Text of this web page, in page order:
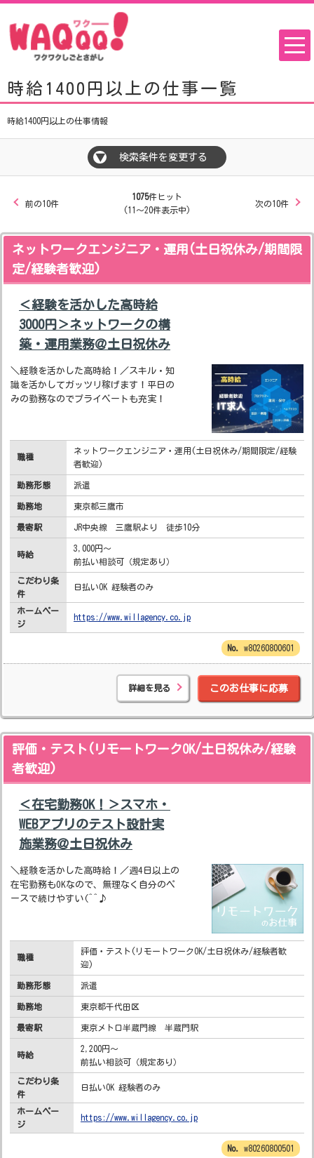
時給1400円以上の仕事一覧
時給1400円以上の仕事情報
▼ 検索条件を変更する
前の10件
1075件ヒット
(11～20件表示中)
次の10件
ネットワークエンジニア・運用(土日祝休み/期間限
定/経験者歓迎)
＜経験を活かした高時給
3000円＞ネットワークの構
築・運用業務＠土日祝休み
＼経験を活かした高時給！／スキル・知
識を活かしてガッツリ稼げます！平日の
みの勤務なのでプライベートも充実！
職種
ネットワークエンジニア・運用(土日祝休み/期間限定/経験
者歓迎)
勤務形態 派遣
勤務地 東京都三鷹市
最寄駅 JR中央線 三鷹駅より 徒歩10分
時給
3,000円～
前払い相談可（規定あり）
こだわり条
件
日払いOK 経験者のみ
ホームペー
ジ
https://www.willagency.co.jp
w80260800601
詳細を見る このお仕事に応募
評価・テスト(リモートワークOK/土日祝休み/経験
者歓迎)
＜在宅勤務OK！＞スマホ・
WEBアプリのテスト設計実
施業務＠土日祝休み
＼経験を活かした高時給！／週4日以上の
在宅勤務もOKなので、無理なく自分のペ
ースで続けやすい(^^♪
職種
評価・テスト(リモートワークOK/土日祝休み/経験者歓
迎)
勤務形態 派遣
勤務地 東京都千代田区
最寄駅 東京メトロ半蔵門線 半蔵門駅
時給
2,200円～
前払い相談可（規定あり）
こだわり条
件
日払いOK 経験者のみ
ホームペー
ジ
https://www.willagency.co.jp
w80260800501